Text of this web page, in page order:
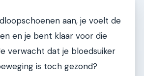
aan, je voelt de
en je bent klaar voor die
verwacht dat je bloedsuiker
is toch gezond?